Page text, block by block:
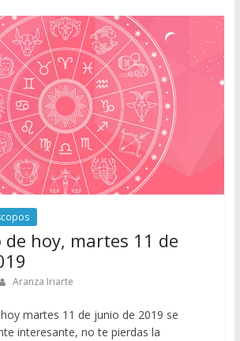
de hoy, martes 11 de
Aranza Iriarte
martes 11 de junio de 2019 se
interesante, no te pierdas la